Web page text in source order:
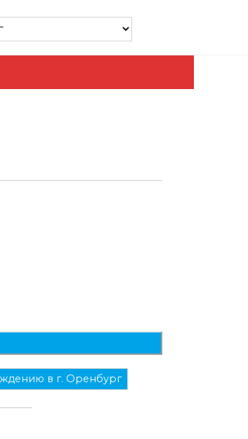
в г. Оренбург